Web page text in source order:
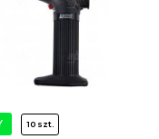
10 szt.